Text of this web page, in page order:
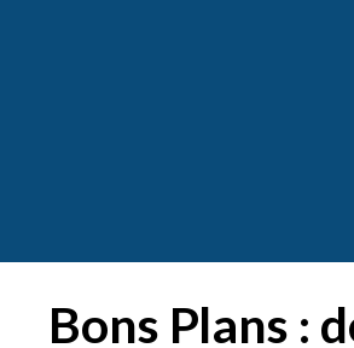
Bons Plans :